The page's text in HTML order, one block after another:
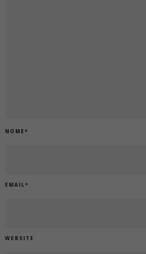
NOME *
EMAIL*
WEBSITE